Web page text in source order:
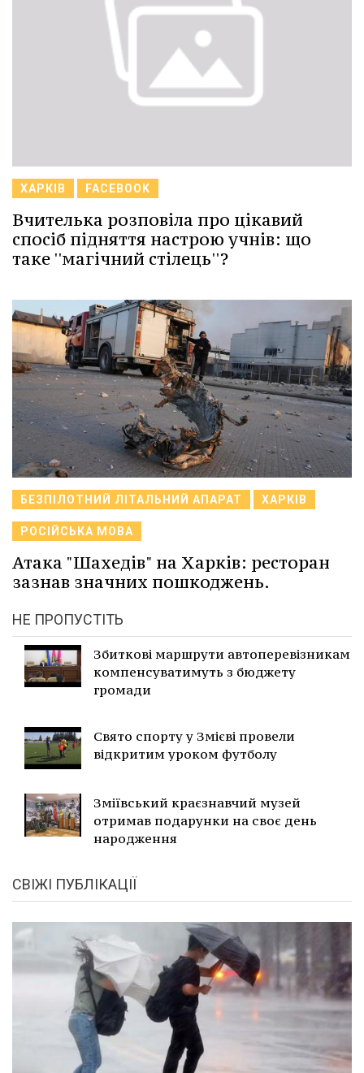
ХАРКІВ FACEBOOK
Вчителька розповіла про цікавий
спосіб підняття настрою учнів: що
таке ''магічний стілець''?
БЕЗПІЛОТНИЙ ЛІТАЛЬНИЙ АПАРАТ ХАРКІВ
РОСІЙСЬКА МОВА
Атака "Шахедів" на Харків: ресторан
зазнав значних пошкоджень.
НЕ ПРОПУСТІТЬ
Збиткові маршрути автоперевізникам
компенсуватимуть з бюджету
громади
Свято спорту у Змієві провели
відкритим уроком футболу
Зміївський краєзнавчий музей
отримав подарунки на своє день
народження
СВІЖІ ПУБЛІКАЦІЇ